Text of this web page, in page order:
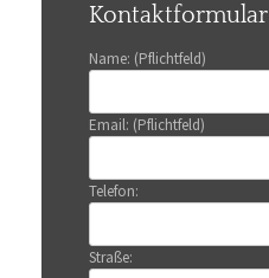
Kontaktformular
Name: (Pflichtfeld)
Email: (Pflichtfeld)
Telefon:
Straße: